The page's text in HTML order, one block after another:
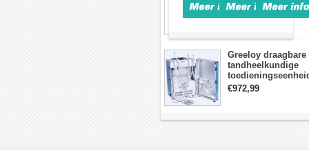
Werklamp 6 Led
€429,99
Greeloy draagbare
tandheelkundige
met
luchtCompressor
€972,99
Gutta-
Percha
Obturatie
Apparatuur
pen
tips
obturatiepen